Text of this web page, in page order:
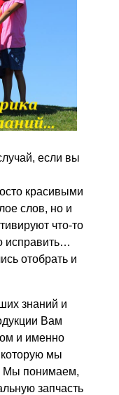
если вы
красивыми
слов, но и
что-то
исправить…
отобрать и
знаний и
Вам
и именно
мы
Мы понимаем,
запчасть